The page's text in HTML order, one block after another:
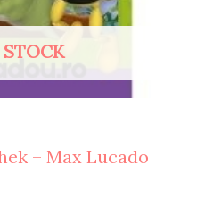
– Max Lucado